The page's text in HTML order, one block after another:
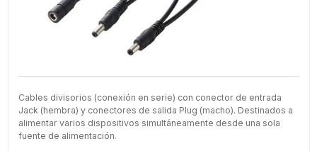
Cables divisorios (conexión en serie) con conector de entrada
Jack (hembra) y conectores de salida Plug (macho). Destinados a
alimentar varios dispositivos simultáneamente desde una sola
fuente de alimentación.